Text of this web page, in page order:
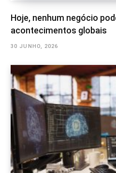
Hoje, nenhum negócio
acontecimentos globais
30 JUNHO, 2026